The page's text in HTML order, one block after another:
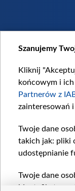
Szanujemy
Kliknij
końcowym i
Partnerów z
zainteresowań
Twoje dane
takich jak: pliki
udostępnianie
Twoje dane
identyfikatory